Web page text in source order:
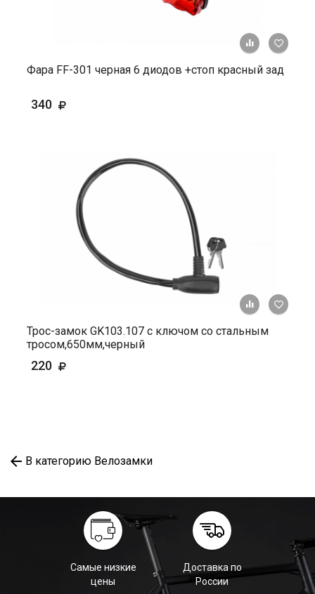
+ К
Фара FF-301 черная 6 диодов +стоп красный зад
340
+ К
Трос-замок GK103.107 с ключом со стальным
тросом,650мм,черный
220
В категорию Велозамки
Самые низкие
цены
Доставка по
России